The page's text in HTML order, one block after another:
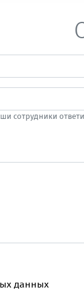
сотрудники
данных